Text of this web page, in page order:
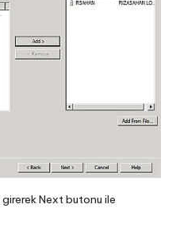
Next butonu ile